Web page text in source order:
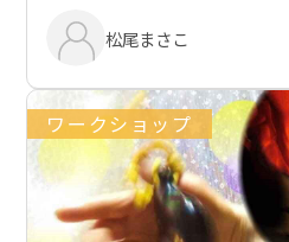
松尾まさこ
ワークショップ